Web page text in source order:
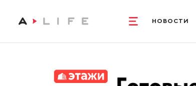
НОВОСТИ